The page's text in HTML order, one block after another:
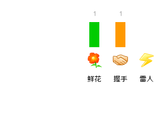
1
鲜花
1
握手 雷人